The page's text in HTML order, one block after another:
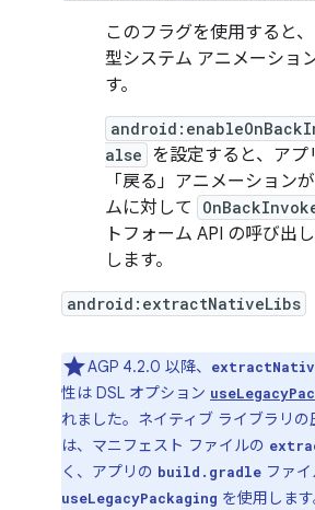
このフラグを使用すると
型システム アニメーショ
す。
alse を設定すると、ア
「戻る」アニメーション
ムに対して
トフォーム API の呼び出
します。
android:extractNativeLibs
AGP 4.2.0 以降、
性は DSL オプション
れました。ネイティブ ライブラリ
は、マニフェスト ファイルの
く、アプリの build.gradle ファ
useLegacyPackaging を使用しま